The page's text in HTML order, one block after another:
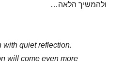
ולהמשיך הלאה…
with quiet reflection.
will come even more